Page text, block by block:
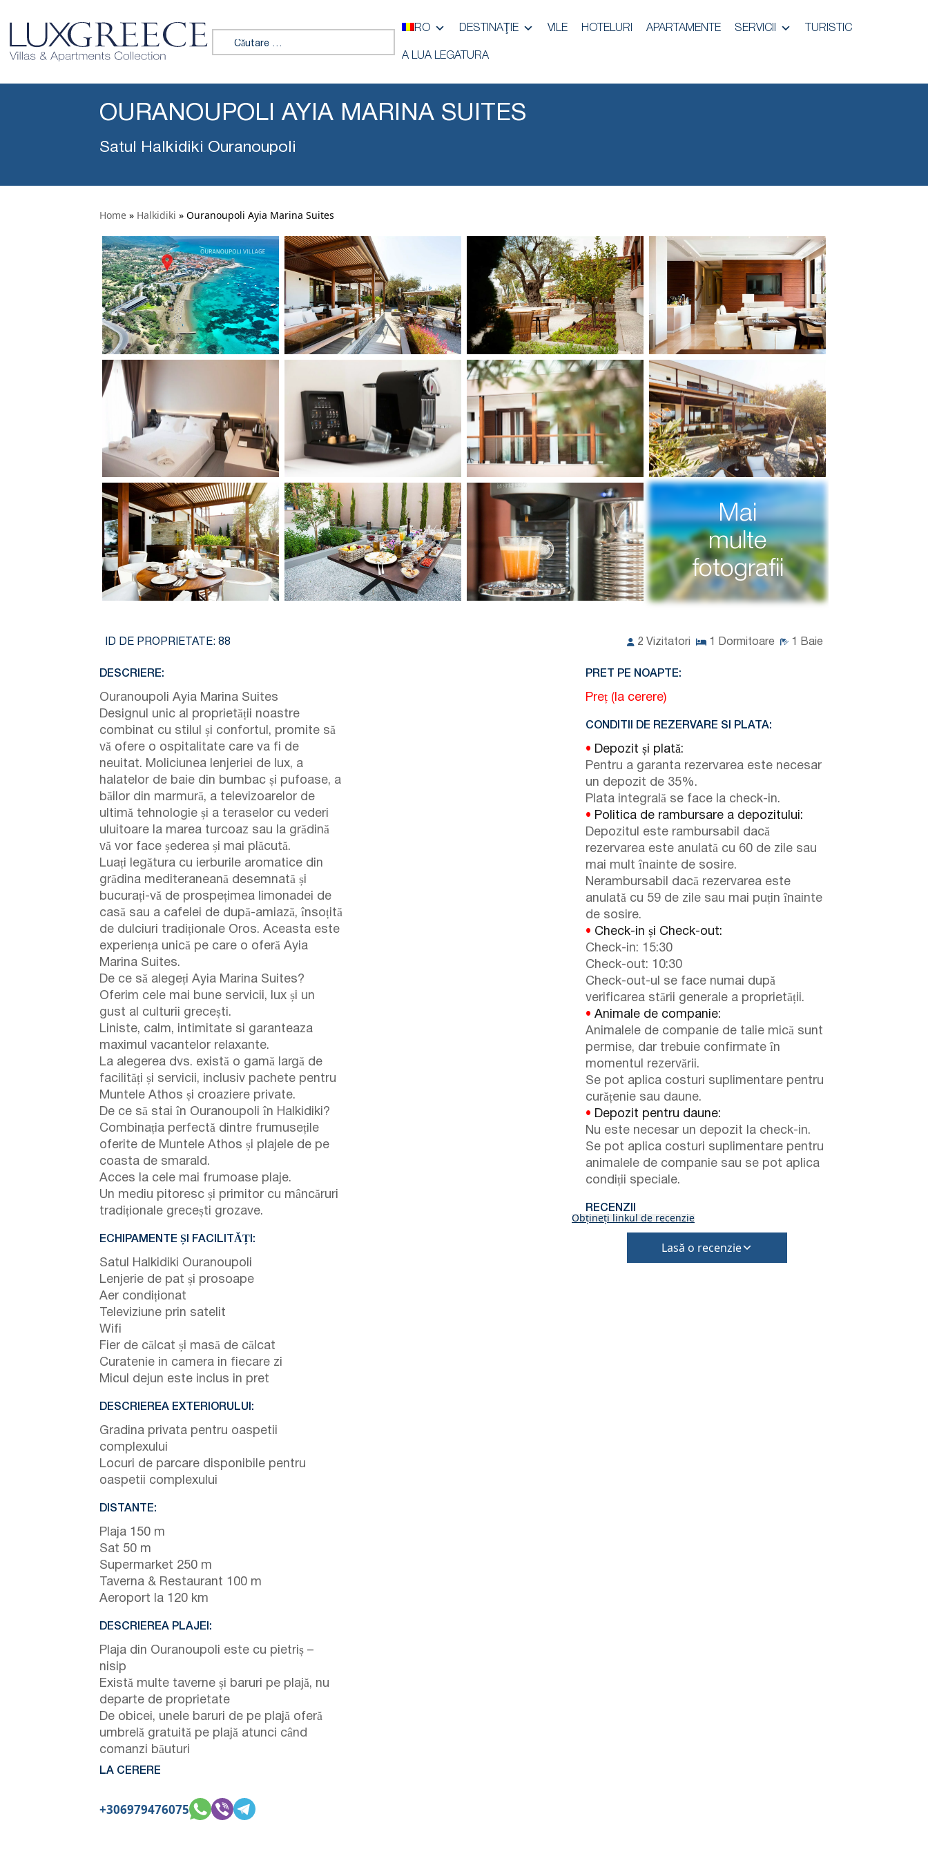
Caută:
RO DESTINAŢIE VILE HOTELURI APARTAMENTE SERVICII TURISTIC
A LUA LEGATURA
OURANOUPOLI AYIA MARINA SUITES
Satul Halkidiki Ouranoupoli
Home » Halkidiki » Ouranoupoli Ayia Marina Suites
Mai
multe
fotografii
ID DE PROPRIETATE: 88 2 Vizitatori 1 Dormitoare 1 Baie
DESCRIERE:
Ouranoupoli Ayia Marina Suites
Designul unic al proprietății noastre
combinat cu stilul și confortul, promite să
vă ofere o ospitalitate care va fi de
neuitat. Moliciunea lenjeriei de lux, a
halatelor de baie din bumbac și pufoase, a
băilor din marmură, a televizoarelor de
ultimă tehnologie și a teraselor cu vederi
uluitoare la marea turcoaz sau la grădină
vă vor face șederea și mai plăcută.
Luați legătura cu ierburile aromatice din
grădina mediteraneană desemnată și
bucurați-vă de prospețimea limonadei de
casă sau a cafelei de după-amiază, însoțită
de dulciuri tradiționale Oros. Aceasta este
experiența unică pe care o oferă Ayia
Marina Suites.
De ce să alegeți Ayia Marina Suites?
Oferim cele mai bune servicii, lux și un
gust al culturii grecești.
Liniste, calm, intimitate si garanteaza
maximul vacantelor relaxante.
La alegerea dvs. există o gamă largă de
facilități și servicii, inclusiv pachete pentru
Muntele Athos și croaziere private.
De ce să stai în Ouranoupoli în Halkidiki?
Combinația perfectă dintre frumusețile
oferite de Muntele Athos și plajele de pe
coasta de smarald.
Acces la cele mai frumoase plaje.
Un mediu pitoresc și primitor cu mâncăruri
tradiționale grecești grozave.
ECHIPAMENTE ȘI FACILITĂȚI:
Satul Halkidiki Ouranoupoli
Lenjerie de pat și prosoape
Aer condiționat
Televiziune prin satelit
Wifi
Fier de călcat și masă de călcat
Curatenie in camera in fiecare zi
Micul dejun este inclus in pret
DESCRIEREA EXTERIORULUI:
Gradina privata pentru oaspetii
complexului
Locuri de parcare disponibile pentru
oaspetii complexului
DISTANTE:
Plaja 150 m
Sat 50 m
Supermarket 250 m
Taverna & Restaurant 100 m
Aeroport la 120 km
DESCRIEREA PLAJEI:
Plaja din Ouranoupoli este cu pietriș –
nisip
Există multe taverne și baruri pe plajă, nu
departe de proprietate
De obicei, unele baruri de pe plajă oferă
umbrelă gratuită pe plajă atunci când
comanzi băuturi
PRET PE NOAPTE:
Preț (la cerere)
CONDITII DE REZERVARE SI PLATA:
• Depozit și plată:
Pentru a garanta rezervarea este necesar
un depozit de 35%.
Plata integrală se face la check-in.
• Politica de rambursare a depozitului:
Depozitul este rambursabil dacă
rezervarea este anulată cu 60 de zile sau
mai mult înainte de sosire.
Nerambursabil dacă rezervarea este
anulată cu 59 de zile sau mai puțin înainte
de sosire.
• Check-in și Check-out:
Check-in: 15:30
Check-out: 10:30
Check-out-ul se face numai după
verificarea stării generale a proprietății.
• Animale de companie:
Animalele de companie de talie mică sunt
permise, dar trebuie confirmate în
momentul rezervării.
Se pot aplica costuri suplimentare pentru
curățenie sau daune.
• Depozit pentru daune:
Nu este necesar un depozit la check-in.
Se pot aplica costuri suplimentare pentru
animalele de companie sau se pot aplica
condiții speciale.
RECENZII
Obțineți linkul de recenzie
Lasă o recenzie
LA CERERE
+306979476075